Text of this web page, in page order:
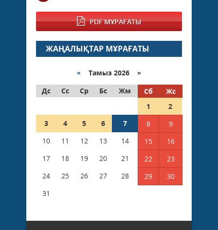
PDF МҰРАҒАТЫ
ЖАҢАЛЫҚТАР МҰРАҒАТЫ
« Тамыз 2026 »
Дс
Сс Ср Бс Жм Сб
Жс
1
2
3
4 5 6 7 8
9
10
11 12 13 14 15
16
17
18 19 20 21 22
23
24
25 26 27 28 29
30
31